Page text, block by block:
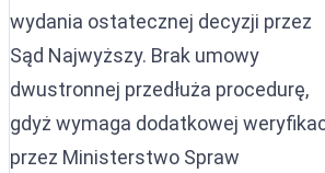
wydania ostatecznej decyzji przez
Sąd Najwyższy. Brak umowy
dwustronnej przedłuża procedurę,
gdyż wymaga dodatkowej
przez Ministerstwo Spraw